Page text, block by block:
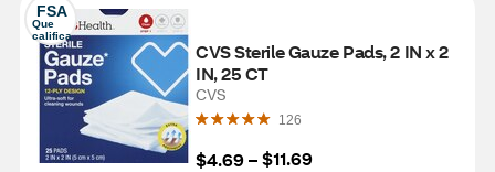
FSA
Que
califica
CVS Sterile Gauze Pads, 2 IN x 2
IN, 25 CT
CVS
126
$4.69 – $11.69